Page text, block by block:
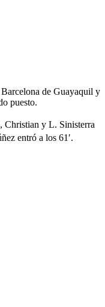
de Guayaquil y
puesto.
Christian y L. Sinisterra
entró a los 61′.